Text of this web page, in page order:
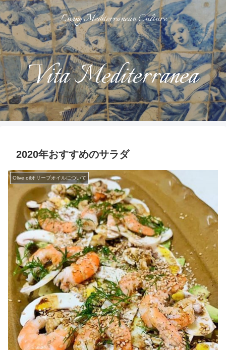
Living Mediterranean Culture
Vita Mediterranea
2020年おすすめのサラダ
Olive oilオリーブオイルについて